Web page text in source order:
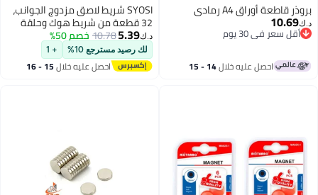
14 - 15
SYOSI شريط لاصق مزدوج الجوانب،
32 قطعة من شريط هوك وحلقة
ثقيل مع ظهر لاصق، قوة تثبيت
متشابكة، للاستخدام في المنزل
والمكتب
د.ك‏5.39
+ 1
احصل عليه خلال 15 - 16